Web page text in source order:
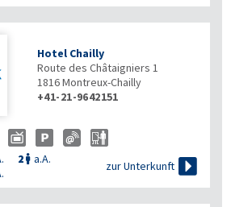
Hotel Chailly
Route des Châtaigniers 1
1816Montreux-Chailly
+41-21-9642151
2  a.A.
zur Unterkunft 